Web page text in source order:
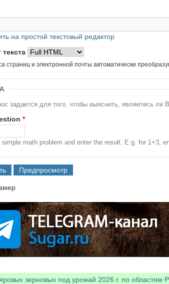
на простой текстовый редактор
страниц и электронной почты автоматически
задается для того, чтобы выяснить, являетесь
*
math problem and enter the result. E.g. for 1+3,
зерновых под урожай 2026 г. по областям